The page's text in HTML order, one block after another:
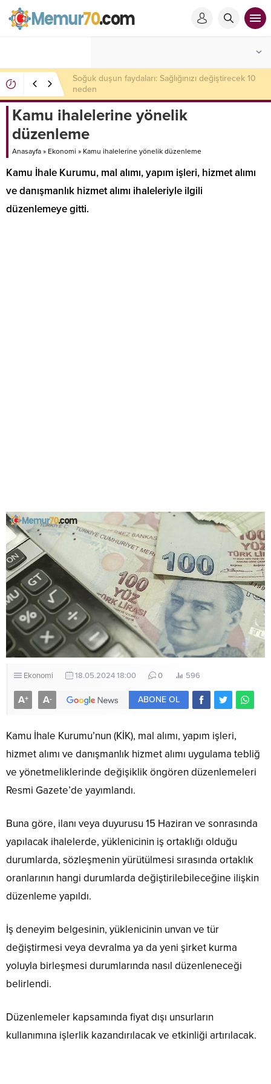
Soğuk duşun faydaları: Sağlığınızı değiştirecek 10
neden
Kamu ihalelerine yönelik
düzenleme
Anasayfa » Ekonomi » Kamu ihalelerine yönelik düzenleme
Kamu İhale Kurumu, mal alımı, yapım işleri, hizmet alımı
ve danışmanlık hizmet alımı ihaleleriyle ilgili
düzenlemeye gitti.
Ekonomi 18.05.2024 18:00 0 596
A+ A- ABONE OL
Kamu İhale Kurumu’nun (KİK), mal alımı, yapım işleri,
hizmet alımı ve danışmanlık hizmet alımı uygulama tebliğ
ve yönetmeliklerinde değişiklik öngören düzenlemeleri
Resmi Gazete’de yayımlandı.
Buna göre, ilanı veya duyurusu 15 Haziran ve sonrasında
yapılacak ihalelerde, yüklenicinin iş ortaklığı olduğu
durumlarda, sözleşmenin yürütülmesi sırasında ortaklık
oranlarının hangi durumlarda değiştirilebileceğine ilişkin
düzenleme yapıldı.
İş deneyim belgesinin, yüklenicinin unvan ve tür
değiştirmesi veya devralma ya da yeni şirket kurma
yoluyla birleşmesi durumlarında nasıl düzenleneceği
belirlendi.
Düzenlemeler kapsamında fiyat dışı unsurların
kullanımına işlerlik kazandırılacak ve etkinliği artırılacak.